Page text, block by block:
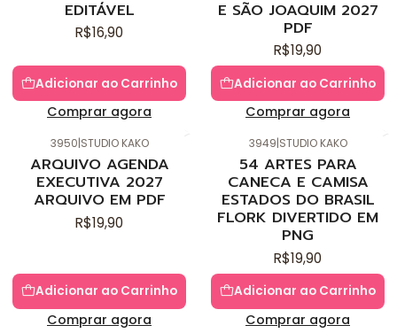
EDITÁVEL
R$16,90
Adicionar ao Carrinho
Comprar agora
E SÃO JOAQUIM 2027
PDF
R$19,90
Adicionar ao Carrinho
Comprar agora
3950|STUDIO KAKO
ARQUIVO AGENDA
EXECUTIVA 2027
ARQUIVO EM PDF
R$19,90
Adicionar ao Carrinho
Comprar agora
3949|STUDIO KAKO
54 ARTES PARA
CANECA E CAMISA
ESTADOS DO BRASIL
FLORK DIVERTIDO EM
PNG
R$19,90
Adicionar ao Carrinho
Comprar agora